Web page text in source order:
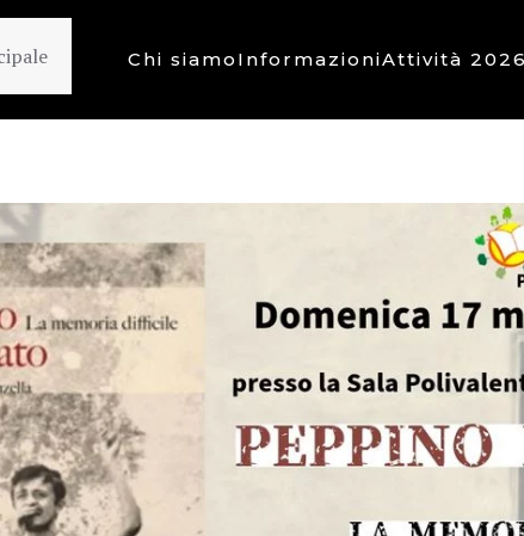
Chi siamo InformazioniAttività 2026